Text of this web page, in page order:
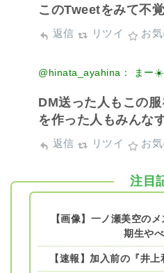
このTweetをみて不
返信 リツイ お気
@hinata_ayahina： まー
DM送った人もこの
を作った人もみんな
返信 リツイ お気
注目
【画像】一ノ瀬美空の
期生や
【速報】加入前の『井